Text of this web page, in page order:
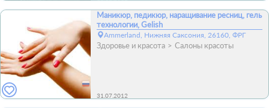
Mаникюр, педикюр, наращивание ресниц, гель
технологии, Gelish
Ammerland, Нижняя Саксония, 26160, ФРГ
Здоровье и красота Салоны красоты
31.07.2012